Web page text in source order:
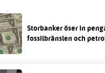
Storbanker öser in
fossilbränslen och